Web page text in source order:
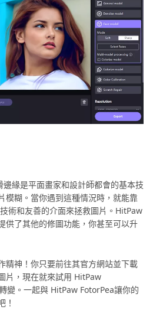
緣是平面畫家和設計師都會的基本技
模糊。當你遇到這種情況時，就能靠
術和友善的介面來拯救圖片。HitPaw
供了其他的修圖功能，你甚至可以升
精神！你只要前往其官方網站並下載
片，現在就來試用 HitPaw
變。一起與 HitPaw FotorPea讓你的
！